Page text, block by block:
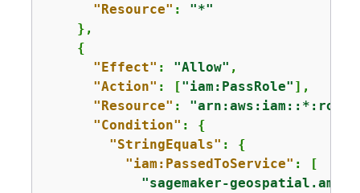
"Resource" : "*"
    },
{
"Effect" : "Allow" ,
"Action" : ["iam:PassRole" ],
"Resource" :
"Condition" : {
"StringEquals" : {
"iam:PassedToService" : [
"sagemaker-